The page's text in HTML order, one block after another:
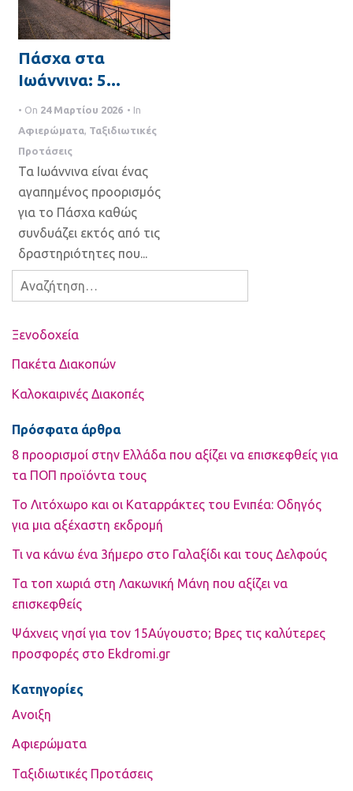
Πάσχα στα
Ιωάννινα: 5...
• On 24 Μαρτίου 2026 • In
Αφιερώματα Ταξιδιωτικές
Προτάσεις
Τα Ιωάννινα είναι ένας
αγαπημένος προορισμός
για το Πάσχα καθώς
συνδυάζει εκτός από τις
δραστηριότητες που...
Αναζήτηση
για:
Ξενοδοχεία
Πακέτα Διακοπών
Καλοκαιρινές Διακοπές
Πρόσφατα άρθρα
8 προορισμοί στην Ελλάδα που αξίζει να επισκεφθείς για
τα ΠΟΠ προϊόντα τους
Το Λιτόχωρο και οι Καταρράκτες του Ενιπέα: Οδηγός
για μια αξέχαστη εκδρομή
Τι να κάνω ένα 3ήμερο στο Γαλαξίδι και τους Δελφούς
Τα τοπ χωριά στη Λακωνική Μάνη που αξίζει να
επισκεφθείς
Ψάχνεις νησί για τον 15Αύγουστο; Βρες τις καλύτερες
προσφορές στο Ekdromi.gr
Kατηγορίες
Ανοιξη
Αφιερώματα
Ταξιδιωτικές Προτάσεις